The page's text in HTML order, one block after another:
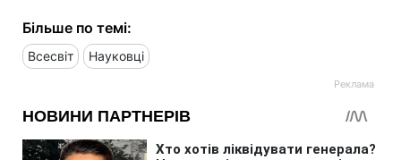
Більше по темі:
Всесвіт Науковці